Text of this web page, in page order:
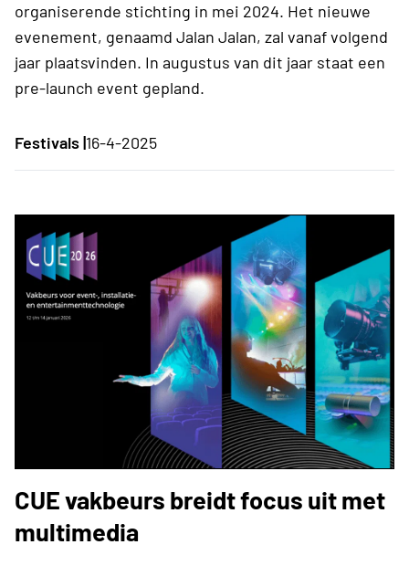
organiserende stichting in mei 2024. Het nieuwe
evenement, genaamd Jalan Jalan, zal vanaf volgend
jaar plaatsvinden. In augustus van dit jaar staat een
pre-launch event gepland.
Festivals |16-4-2025
CUE vakbeurs breidt focus uit met
multimedia